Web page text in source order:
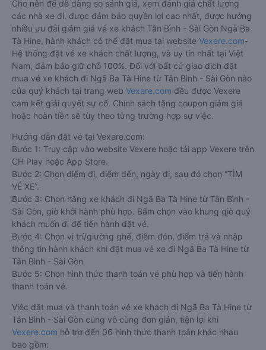
Cho nên để dễ dàng so sánh giá, xem đánh giá chất lượng
các nhà xe đi, được đảm bảo quyền lợi cao nhất, được hưởng
nhiều ưu đãi giảm giá vé xe khách Tân Bình - Sài Gòn Ngã Ba
Tà Hine, hành khách có thể đặt mua tại website Vexere.com-
Hệ thống đặt vé xe khách chất lượng, và uy tín nhất tại Việt
Nam, đảm bảo giữ chỗ 100%. Đối với bất cứ giao dịch đặt
mua vé xe khách đi Ngã Ba Tà Hine từ Tân Bình - Sài Gòn nào
của quý khách tại trang web Vexere.com đều được Vexere
cam kết giải quyết sự cố. Chính sách tặng coupon giảm giá
hoặc hoàn tiền sẽ tùy theo từng trường hợp sự việc.
Hướng dẫn đặt vé tại Vexere.com:
Bước 1: Truy cập vào website Vexere hoặc tải app Vexere trên
CH Play hoặc App Store.
Bước 2: Chọn điểm đi, điểm đến, ngày đi, sau đó chọn “TÌM
VÉ XE”.
Bước 3: Chọn hãng xe khách đi Ngã Ba Tà Hine từ Tân Bình -
Sài Gòn, giờ khởi hành phù hợp. Bấm chọn vào khung giờ quý
khách muốn đi để tiến hành đặt vé.
Bước 4: Chọn vị trí/giường ghế, điểm đón, điểm trả và nhập
thông tin hành khách khi đặt mua vé xe đi Ngã Ba Tà Hine từ
Tân Bình - Sài Gòn
Bước 5: Chọn hình thức thanh toán vé phù hợp và tiến hành
thanh toán vé.
Việc đặt mua và thanh toán vé xe khách đi Ngã Ba Tà Hine từ
Tân Bình - Sài Gòn cũng vô cùng đơn giản, tiện lợi khi
Vexere.com hỗ trợ đến 06 hình thức thanh toán khác nhau
bao gồm: